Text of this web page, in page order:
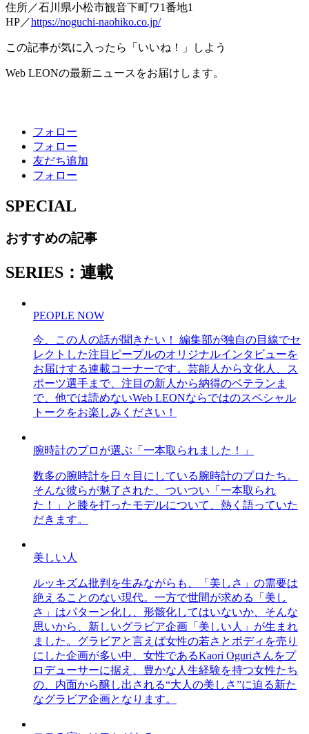
住所／石川県小松市観音下町ワ1番地1
HP／https://noguchi-naohiko.co.jp/
この記事が気に入ったら「いいね！」しよう
Web LEONの最新ニュースをお届けします。
フォロー
フォロー
友だち追加
フォロー
SPECIAL
おすすめの記事
SERIES：連載
PEOPLE NOW
今、この人の話が聞きたい！ 編集部が独自の目線でセ
レクトした注目ピープルのオリジナルインタビューを
お届けする連載コーナーです。芸能人から文化人、ス
ポーツ選手まで、注目の新人から納得のベテランま
で、他では読めないWeb LEONならではのスペシャル
トークをお楽しみください！
腕時計のプロが選ぶ「一本取られました！」
数多の腕時計を日々目にしている腕時計のプロたち。
そんな彼らが魅了された、ついつい「一本取られ
た！」と膝を打ったモデルについて、熱く語っていた
だきます。
美しい人
ルッキズム批判を生みながらも、「美しさ」の需要は
絶えることのない現代。一方で世間が求める「美し
さ」はパターン化し、形骸化してはいないか、そんな
思いから、新しいグラビア企画「美しい人」が生まれ
ました。グラビアと言えば女性の若さとボディを売り
にした企画が多い中、女性であるKaori Oguriさんをプ
ロデューサーに据え、豊かな人生経験を持つ女性たち
の、内面から醸し出される“大人の美しさ”に迫る新た
なグラビア企画となります。